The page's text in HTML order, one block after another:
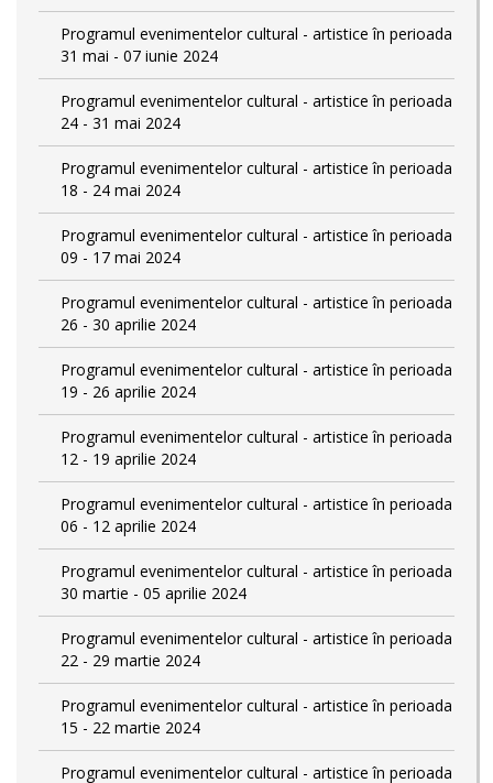
Programul evenimentelor cultural - artistice în perioada
31 mai - 07 iunie 2024
Programul evenimentelor cultural - artistice în perioada
24 - 31 mai 2024
Programul evenimentelor cultural - artistice în perioada
18 - 24 mai 2024
Programul evenimentelor cultural - artistice în perioada
09 - 17 mai 2024
Programul evenimentelor cultural - artistice în perioada
26 - 30 aprilie 2024
Programul evenimentelor cultural - artistice în perioada
19 - 26 aprilie 2024
Programul evenimentelor cultural - artistice în perioada
12 - 19 aprilie 2024
Programul evenimentelor cultural - artistice în perioada
06 - 12 aprilie 2024
Programul evenimentelor cultural - artistice în perioada
30 martie - 05 aprilie 2024
Programul evenimentelor cultural - artistice în perioada
22 - 29 martie 2024
Programul evenimentelor cultural - artistice în perioada
15 - 22 martie 2024
Programul evenimentelor cultural - artistice în perioada